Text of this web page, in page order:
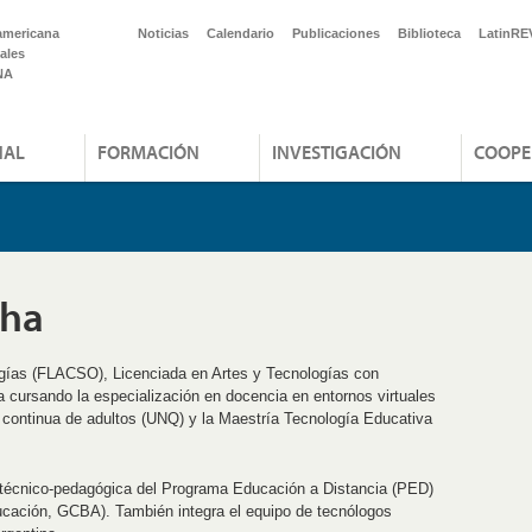
Noticias Calendario Publicaciones Biblioteca
FORMACIÓN INVESTIGACIÓN
(FLACSO), Licenciada en Artes y Tecnologías con
la especialización en docencia en entornos virtuales
de adultos (UNQ) y la Maestría Tecnología Educativa
pedagógica del Programa Educación a Distancia (PED)
GCBA). También integra el equipo de tecnólogos